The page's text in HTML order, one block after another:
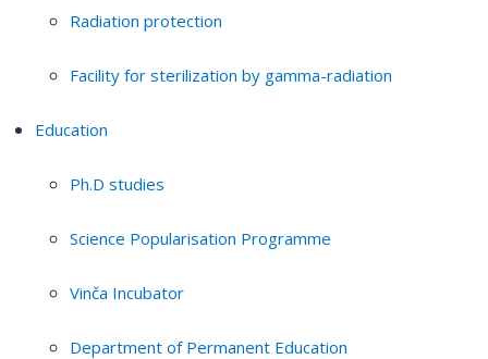
Radiation protection
Facility for sterilization by gamma-radiation
Education
Ph.D studies
Science Popularisation Programme
Vinča Incubator
Department of Permanent Education